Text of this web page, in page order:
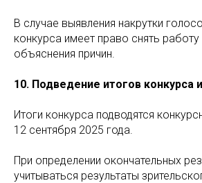
В случае выявления накрутки
конкурса имеет право снять
объяснения причин.
10. Подведение итогов конкурса
Итоги конкурса подводятся
12 сентября 2025 года.
При определении окончательных
учитываться результаты